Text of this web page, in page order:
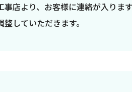
事店より、お客様に連絡が入りま
していただきます。